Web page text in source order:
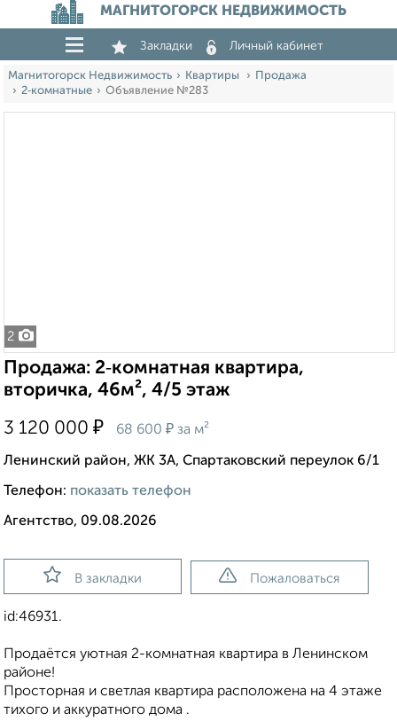
МАГНИТОГОРСК НЕДВИЖИМОСТЬ
Закладки Личный кабинет
Магнитогорск Недвижимость Квартиры
Продажа
2‑комнатные
Объявление №283
2
Продажа: 2‑комнатная квартира,
вторичка, 46м², 4/5 этаж
3 120 000 ₽ 68 600 ₽ за м²
Ленинский район, ЖК 3А, Спартаковский переулок 6/1
Телефон: показать телефон
Агентство, 09.08.2026
В закладки Пожаловаться
id:46931.
Продаётся уютная 2-комнатная квартира в Ленинском
районе!
Просторная и светлая квартира расположена на 4 этаже
тихого и аккуратного дома .